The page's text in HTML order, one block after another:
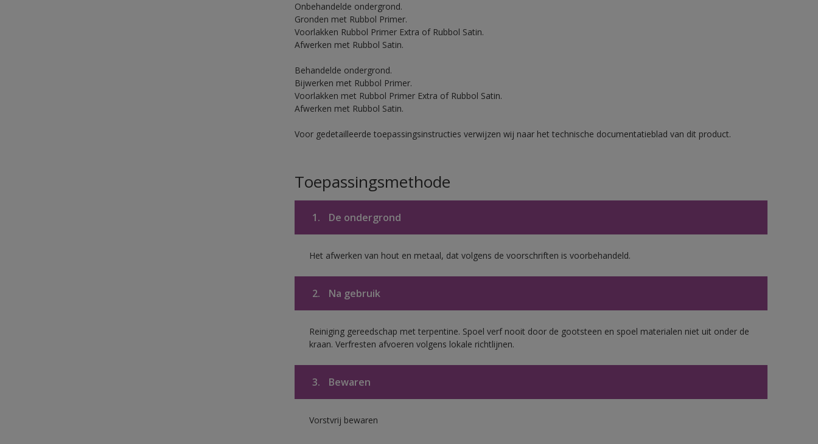
Onbehandelde ondergrond.
Gronden met Rubbol Primer.
Voorlakken Rubbol Primer Extra of Rubbol Satin.
Afwerken met Rubbol Satin.
Behandelde ondergrond.
Bijwerken met Rubbol Primer.
Voorlakken met Rubbol Primer Extra of Rubbol Satin.
Afwerken met Rubbol Satin.
Voor gedetailleerde toepassingsinstructies verwijzen wij naar het technische documentatieblad van dit product.
Toepassingsmethode
1. De ondergrond
Het afwerken van hout en metaal, dat volgens de voorschriften is voorbehandeld.
2. Na gebruik
Reiniging gereedschap met terpentine. Spoel verf nooit door de gootsteen en spoel materialen niet uit onder de
kraan. Verfresten afvoeren volgens lokale richtlijnen.
3. Bewaren
Vorstvrij bewaren